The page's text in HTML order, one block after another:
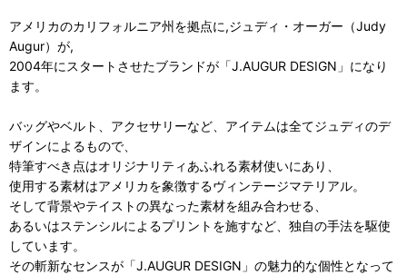
アメリカのカリフォルニア州を拠点に,ジュディ・オーガー（Judy
Augur）が,
2004年にスタートさせたブランドが「J.AUGUR DESIGN」になり
ます。
バッグやベルト、アクセサリーなど、アイテムは全てジュディのデ
ザインによるもので、
特筆すべき点はオリジナリティあふれる素材使いにあり、
使用する素材はアメリカを象徴するヴィンテージマテリアル。
そして背景やテイストの異なった素材を組み合わせる、
あるいはステンシルによるプリントを施すなど、独自の手法を駆使
しています。
その斬新なセンスが「J.AUGUR DESIGN」の魅力的な個性となって